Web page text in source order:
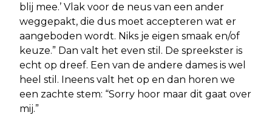
blij mee.’ Vlak voor de neus van een ander
weggepakt, die dus moet accepteren wat er
aangeboden wordt. Niks je eigen smaak en/of
keuze.” Dan valt het even stil. De spreekster is
echt op dreef. Een van de andere dames is wel
heel stil. Ineens valt het op en dan horen we
een zachte stem: “Sorry hoor maar dit gaat over
mij.”